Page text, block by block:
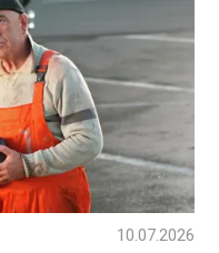
10.07.2026